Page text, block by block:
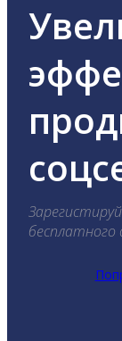
бесплатного